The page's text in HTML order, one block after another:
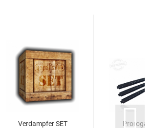
Verdampfer SET